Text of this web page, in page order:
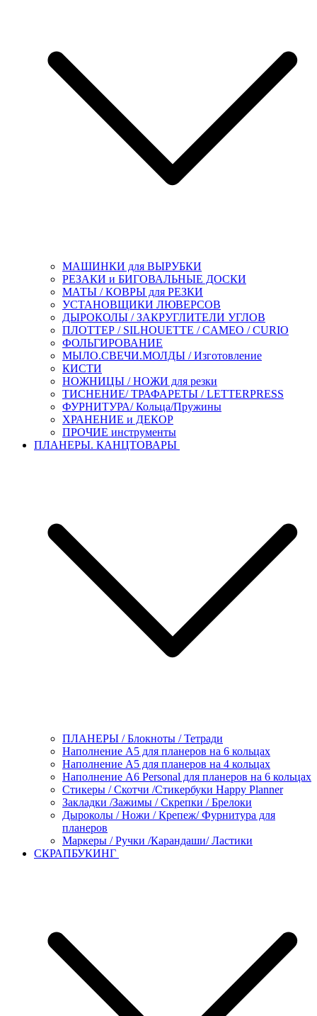
МАШИНКИ для ВЫРУБКИ
РЕЗАКИ и БИГОВАЛЬНЫЕ ДОСКИ
МАТЫ / КОВРЫ для РЕЗКИ
УСТАНОВЩИКИ ЛЮВЕРСОВ
ДЫРОКОЛЫ / ЗАКРУГЛИТЕЛИ УГЛОВ
ПЛОТТЕР / SILHOUETTE / CAMEO / CURIO
ФОЛЬГИРОВАНИЕ
МЫЛО.СВЕЧИ.МОЛДЫ / Изготовление
КИСТИ
НОЖНИЦЫ / НОЖИ для резки
ТИСНЕНИЕ/ ТРАФАРЕТЫ / LETTERPRESS
ФУРНИТУРА/ Кольца/Пружины
ХРАНЕНИЕ и ДЕКОР
ПРОЧИЕ инструменты
ПЛАНЕРЫ. КАНЦТОВАРЫ
ПЛАНЕРЫ / Блокноты / Тетради
Наполнение А5 для планеров на 6 кольцах
Наполнение А5 для планеров на 4 кольцах
Наполнение А6 Personal для планеров на 6 кольцах
Стикеры / Скотчи /Стикербуки Happy Planner
Закладки /Зажимы / Скрепки / Брелоки
Дыроколы / Ножи / Крепеж/ Фурнитура для
планеров
Маркеры / Ручки /Карандаши/ Ластики
СКРАПБУКИНГ